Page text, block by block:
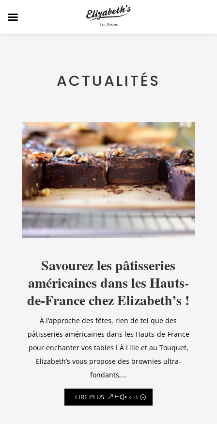
ACTUALITÉS
Savourez les pâtisseries
américaines dans les Hauts-
de-France chez Elizabeth’s !
À l’approche des fêtes, rien de tel que des
pâtisseries américaines dans les Hauts-de-France
pour enchanter vos tables ! À Lille et au Touquet,
Elizabeth’s vous propose des brownies ultra-
fondants,...
LIRE PLUS